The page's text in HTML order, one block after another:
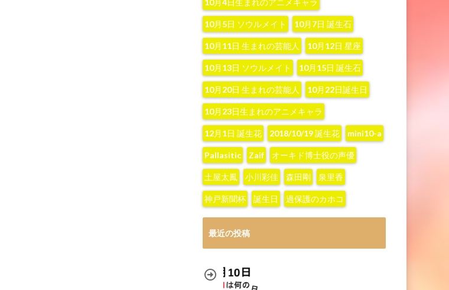
10月4日生まれのアニメキャラ
10月5日 ソウルメイト 10月7日 誕生石
10月11日 生まれの芸能人 10月12日 星座
10月13日 ソウルメイト 10月15日 誕生石
10月20日 生まれの芸能人 10月22日誕生日
10月23日生まれのアニメキャラ
12月1日 誕生花 2018/10/19 誕生花 mini10-a
Pallasitic Zaif オーキド博士役の声優
土屋太鳳 小川彩佳 森田剛 泉里香
神戸新聞杯 誕生日 過保護のカホコ
最近の投稿